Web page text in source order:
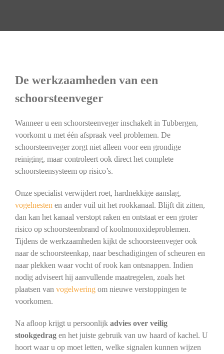
De werkzaamheden van een
schoorsteenveger
Wanneer u een schoorsteenveger inschakelt in Tubbergen,
voorkomt u met één afspraak veel problemen. De
schoorsteenveger zorgt niet alleen voor een grondige
reiniging, maar controleert ook direct het complete
schoorsteensysteem op risico’s.
Onze specialist verwijdert roet, hardnekkige aanslag,
vogelnesten en ander vuil uit het rookkanaal. Blijft dit zitten,
dan kan het kanaal verstopt raken en ontstaat er een groter
risico op schoorsteenbrand of koolmonoxideproblemen.
Tijdens de werkzaamheden kijkt de schoorsteenveger ook
naar de schoorsteenkap, naar beschadigingen of scheuren en
naar plekken waar vocht of rook kan ontsnappen. Indien
nodig adviseert hij aanvullende maatregelen, zoals het
plaatsen van vogelweringom nieuwe verstoppingen te
voorkomen.
Na afloop krijgt u persoonlijk advies over veilig
stookgedragen het juiste gebruik van uw haard of kachel. U
hoort waar u op moet letten, welke signalen kunnen wijzen